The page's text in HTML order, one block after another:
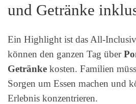
und Getränke
Ein Highlight ist das All-
können den ganzen Tag über
Getränke kosten. Familien
Sorgen um Essen machen und
Erlebnis konzentrieren.